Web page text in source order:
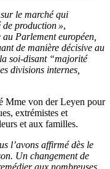
le marché qui
production »,
Parlement européen,
de manière décisive au
soi-disant “majorité
divisions internes,
Mme von der Leyen pour
extrémistes et
et aux familles.
l’avons affirmé dès le
Un changement de